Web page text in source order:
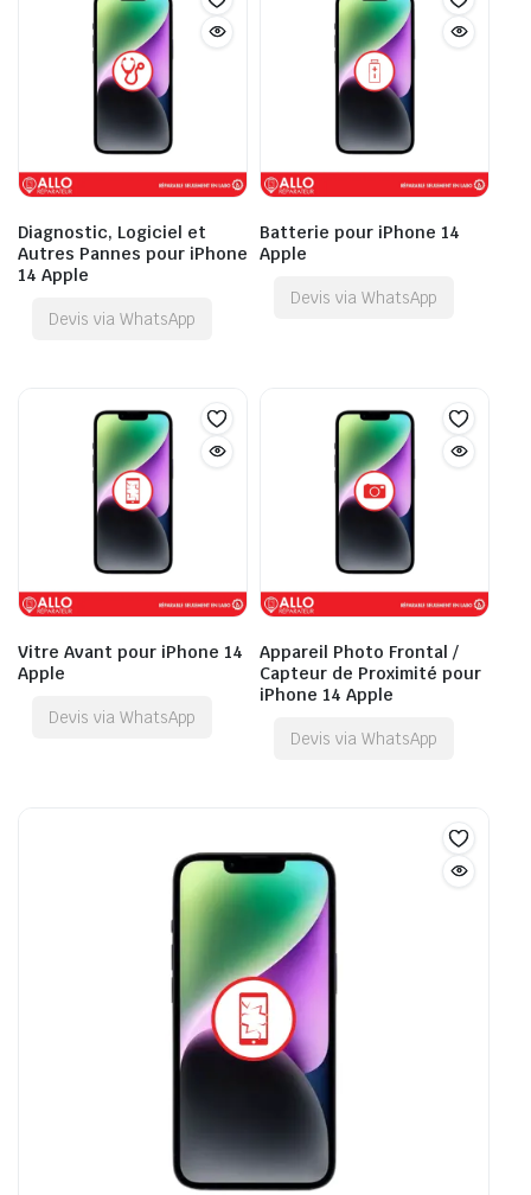
Diagnostic, Logiciel et
Autres Pannes pour iPhone
14 Apple
Devis via WhatsApp
Batterie pour iPhone 14
Apple
Devis via WhatsApp
Vitre Avant pour iPhone 14
Apple
Devis via WhatsApp
Appareil Photo Frontal /
Capteur de Proximité pour
iPhone 14 Apple
Devis via WhatsApp